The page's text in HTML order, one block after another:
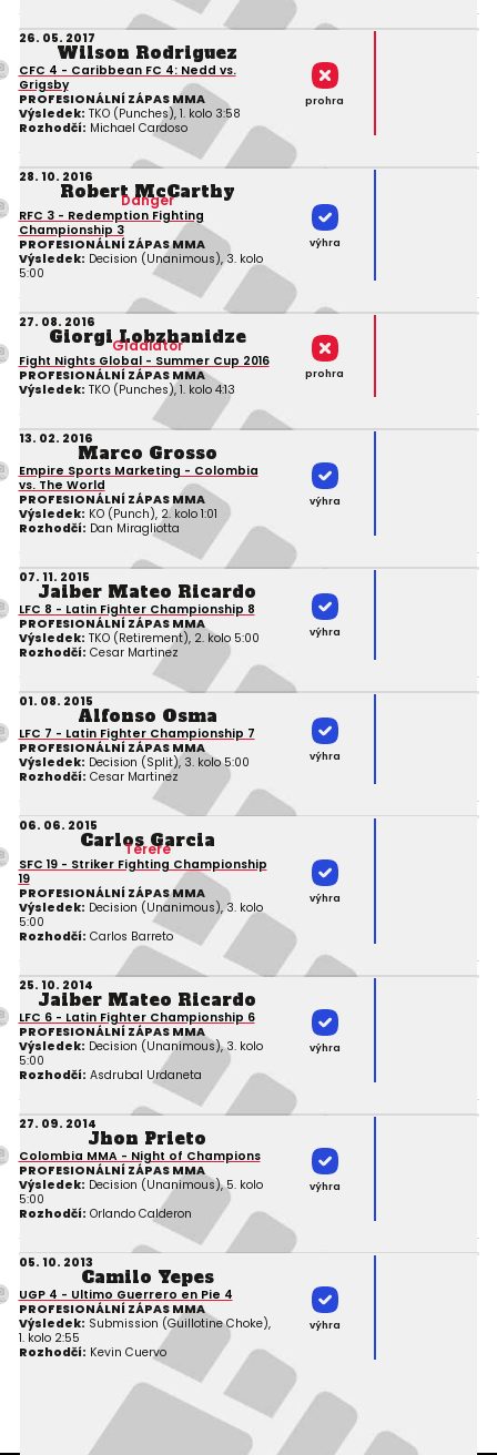
26. 05. 2017
Wilson Rodriguez
CFC 4 - Caribbean FC 4: Nedd vs.
Grigsby
PROFESIONÁLNÍ ZÁPAS MMA
Výsledek: TKO (Punches), 1. kolo 3:58
Rozhodčí: Michael Cardoso
prohra
28. 10. 2016
Robert McCarthy
Danger
RFC 3 - Redemption Fighting
Championship 3
PROFESIONÁLNÍ ZÁPAS MMA
Výsledek: Decision (Unanimous), 3. kolo
5:00
výhra
27. 08. 2016
Giorgi Lobzhanidze
Gladiator
Fight Nights Global - Summer Cup 2016
PROFESIONÁLNÍ ZÁPAS MMA
Výsledek: TKO (Punches), 1. kolo 4:13
prohra
13. 02. 2016
Marco Grosso
Empire Sports Marketing - Colombia
vs. The World
PROFESIONÁLNÍ ZÁPAS MMA
Výsledek: KO (Punch), 2. kolo 1:01
Rozhodčí: Dan Miragliotta
výhra
07. 11. 2015
Jaiber Mateo Ricardo
LFC 8 - Latin Fighter Championship 8
PROFESIONÁLNÍ ZÁPAS MMA
Výsledek: TKO (Retirement), 2. kolo 5:00
Rozhodčí: Cesar Martinez
výhra
01. 08. 2015
Alfonso Osma
LFC 7 - Latin Fighter Championship 7
PROFESIONÁLNÍ ZÁPAS MMA
Výsledek: Decision (Split), 3. kolo 5:00
Rozhodčí: Cesar Martinez
výhra
06. 06. 2015
Carlos Garcia
Terere
SFC 19 - Striker Fighting Championship
19
PROFESIONÁLNÍ ZÁPAS MMA
Výsledek: Decision (Unanimous), 3. kolo
5:00
Rozhodčí: Carlos Barreto
výhra
25. 10. 2014
Jaiber Mateo Ricardo
LFC 6 - Latin Fighter Championship 6
PROFESIONÁLNÍ ZÁPAS MMA
Výsledek: Decision (Unanimous), 3. kolo
5:00
Rozhodčí: Asdrubal Urdaneta
výhra
27. 09. 2014
Jhon Prieto
Colombia MMA - Night of Champions
PROFESIONÁLNÍ ZÁPAS MMA
Výsledek: Decision (Unanimous), 5. kolo
5:00
Rozhodčí: Orlando Calderon
výhra
05. 10. 2013
Camilo Yepes
UGP 4 - Ultimo Guerrero en Pie 4
PROFESIONÁLNÍ ZÁPAS MMA
Výsledek: Submission (Guillotine Choke),
1. kolo 2:55
Rozhodčí: Kevin Cuervo
výhra